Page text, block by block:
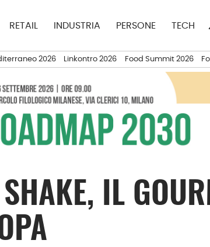
RETAIL INDUSTRIA PERSONE TECH
2026 Linkontro 2026 Food Summit 2026
IL